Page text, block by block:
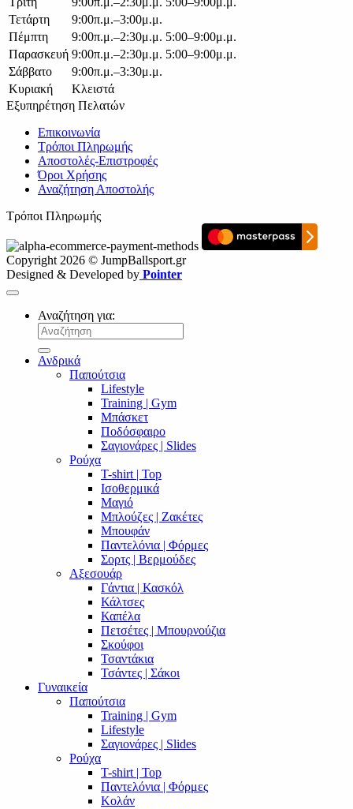
Τετάρτη
9:00π.μ.–3:00μ.μ.
Πέμπτη
9:00π.μ.–2:30μ.μ. 5:00–9:00μ.μ.
Παρασκευή 9:00π.μ.–2:30μ.μ. 5:00–9:00μ.μ.
Σάββατο
9:00π.μ.–3:30μ.μ.
Κυριακή
Κλειστά
Εξυπηρέτηση Πελατών
Επικοινωνία
Τρόποι Πληρωμής
Αποστολές-Επιστροφές
Όροι Χρήσης
Αναζήτηση Αποστολής
Τρόποι Πληρωμής
Copyright 2026 © JumpBallsport.gr
Designed & Developed by Pointer
Αναζήτηση για:
Ανδρικά
Παπούτσια
Lifestyle
Training | Gym
Μπάσκετ
Ποδόσφαιρο
Σαγιονάρες | Slides
Ρούχα
T-shirt | Top
Ισοθερμικά
Μαγιό
Μπλούζες | Ζακέτες
Μπουφάν
Παντελόνια | Φόρμες
Σορτς | Βερμούδες
Αξεσουάρ
Γάντια | Κασκόλ
Κάλτσες
Καπέλα
Πετσέτες | Μπουρνούζια
Σκούφοι
Τσαντάκια
Τσάντες | Σάκοι
Γυναικεία
Παπούτσια
Training | Gym
Lifestyle
Σαγιονάρες | Slides
Ρούχα
T-shirt | Top
Παντελόνια | Φόρμες
Κολάν